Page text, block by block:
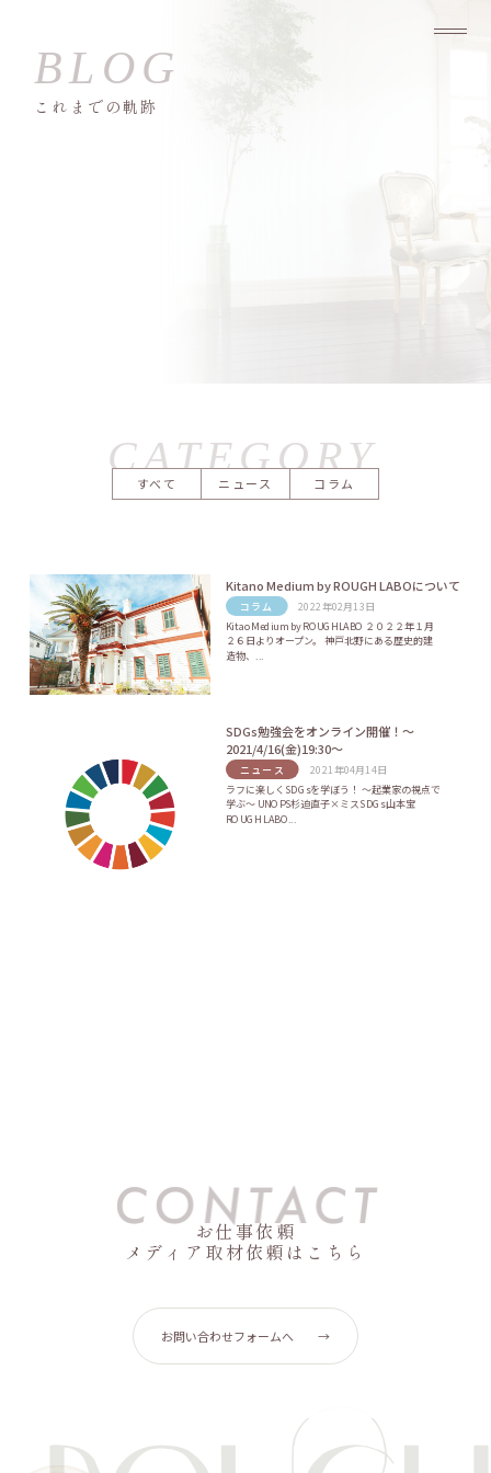
これまでの軌跡
すべて ニュース コラム
Kitano Medium by ROUGH LABOについて
コラム
2022年02月13日
Kitao Medium by ROUGHLABO ２０２２年１月
２６日よりオープン。 神戸北野にある歴史的建
造物、...
SDGs勉強会をオンライン開催！〜
2021/4/16(金)19:30〜
ニュース
2021年04月14日
ラフに楽しくSDGsを学ぼう！ 〜起業家の視点で
学ぶ〜 UNOPS杉迫直子×ミスSDGs山本宝
ROUGH LABO...
お仕事依頼
メディア取材依頼はこちら
お問い合わせフォームへ →